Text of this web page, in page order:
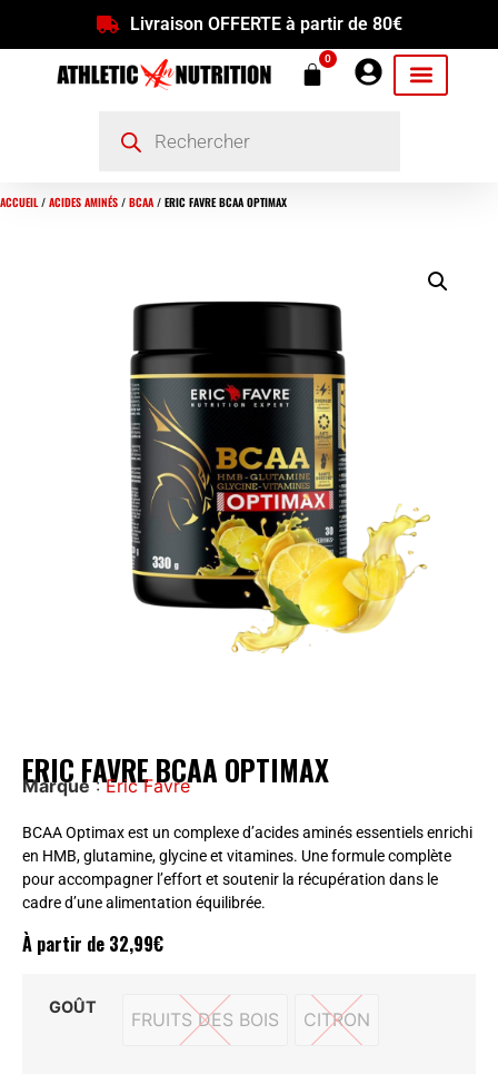
Livraison OFFERTE à partir de 80€
0
ACCUEIL/ ACIDES AMINÉS / BCAA / ERIC FAVRE BCAA OPTIMAX
ERIC FAVRE BCAA OPTIMAX
Marque:Eric Favre
BCAA Optimax est un complexe d’acides aminés essentiels enrichi
en HMB, glutamine, glycine et vitamines. Une formule complète
pour accompagner l’effort et soutenir la récupération dans le
cadre d’une alimentation équilibrée.
À partir de 32,99€
GOÛT
FRUITS DES BOIS
FRUITS DES BOIS
CITRON
CITRON